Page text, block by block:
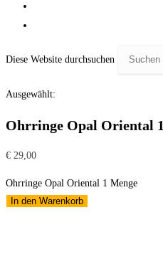
Diese Website durchsuchen
Ausgewählt:
Ohrringe Opal Oriental 1
€ 29,00
Ohrringe Opal Oriental 1 Menge
In den Warenkorb